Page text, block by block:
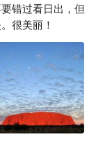
错过看日出，但
很美丽！